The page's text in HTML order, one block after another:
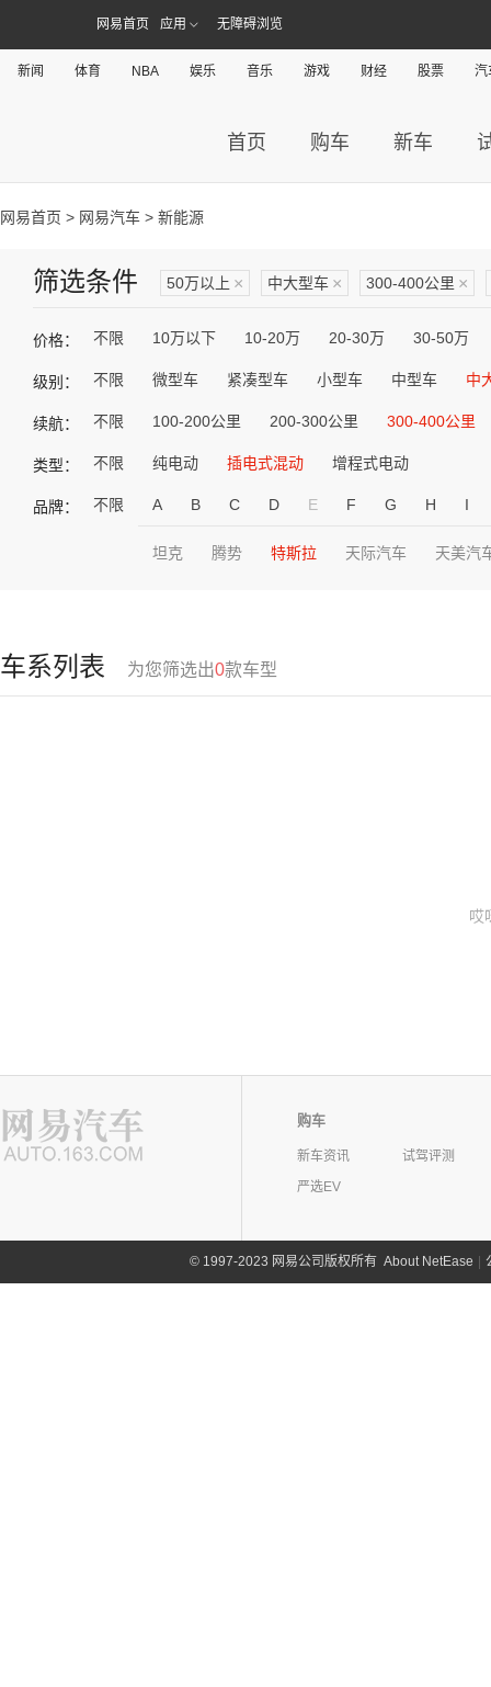
网易首页 应用 无障碍浏览
新闻 体育 NBA 娱乐 音乐 游戏 财经 股票 汽
首页 购车 新车
网易首页 > 网易汽车 > 新能源
筛选条件 50万以上 × 中大型车 × 300-400公里 ×
价格： 不限 10万以下 10-20万 20-30万 30-50万
级别： 不限 微型车 紧凑型车 小型车 中型车 中
续航： 不限 100-200公里 200-300公里 300-400公里
类型： 不限 纯电动 插电式混动 增程式电动
品牌： 不限 A B C D E F G H I
坦克 腾势 特斯拉 天际汽车 天美汽
车系列表 为您筛选出0款车型
哎
购车
新车资讯
试驾评测
严选EV
©1997-2023 网易公司版权所有 About NetEase